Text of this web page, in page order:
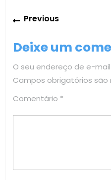
Navegação
de
Post
PreviousPrevious
Deixe um
O seu endereço de e-
Campos obrigatórios
Comentário *